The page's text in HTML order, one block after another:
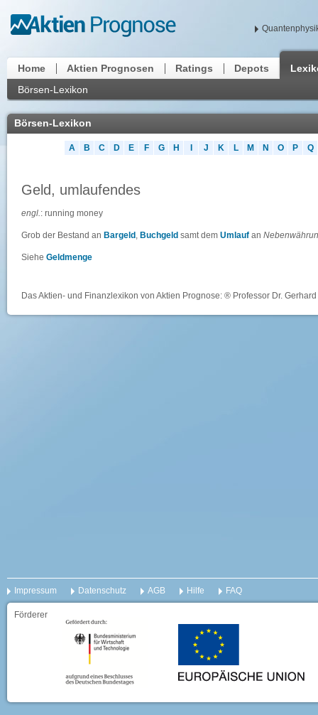
Home Aktien Prognosen Ratings Depots
Börsen-Lexikon
Börsen-Lexikon
A B C D E F G H J K L M N O P Q
Geld, umlaufendes
engl.: running money
Grob der Bestand an Bargeld , Buchgeld samt dem Umlauf an
Siehe Geldmenge
Das Aktien- und Finanzlexikon von Aktien Prognose: ® Professor Dr.
Impressum Datenschutz AGB Hilfe FAQ
Förderer